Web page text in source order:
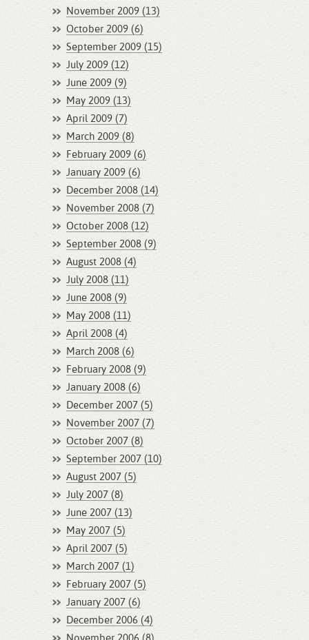
November 2009 (13)
October 2009 (6)
September 2009 (15)
July 2009 (12)
June 2009 (9)
May 2009 (13)
April 2009 (7)
March 2009 (8)
February 2009 (6)
January 2009 (6)
December 2008 (14)
November 2008 (7)
October 2008 (12)
September 2008 (9)
August 2008 (4)
July 2008 (11)
June 2008 (9)
May 2008 (11)
April 2008 (4)
March 2008 (6)
February 2008 (9)
January 2008 (6)
December 2007 (5)
November 2007 (7)
October 2007 (8)
September 2007 (10)
August 2007 (5)
July 2007 (8)
June 2007 (13)
May 2007 (5)
April 2007 (5)
March 2007 (1)
February 2007 (5)
January 2007 (6)
December 2006 (4)